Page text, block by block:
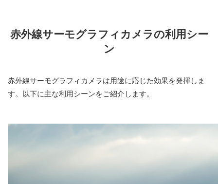
赤外線サーモグラフィカメラの利用シー
ン
赤外線サーモグラフィカメラは用途に応じた効果を発揮しま
す。以下に主な利用シーンをご紹介します。